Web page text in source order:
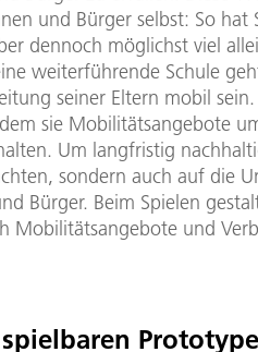
und Bürger selbst: So hat
dennoch möglichst viel
weiterführende Schule
seiner Eltern mobil
sie Mobilitätsangebote
Um langfristig
sondern auch auf die
Bürger. Beim Spielen
Mobilitätsangebote und